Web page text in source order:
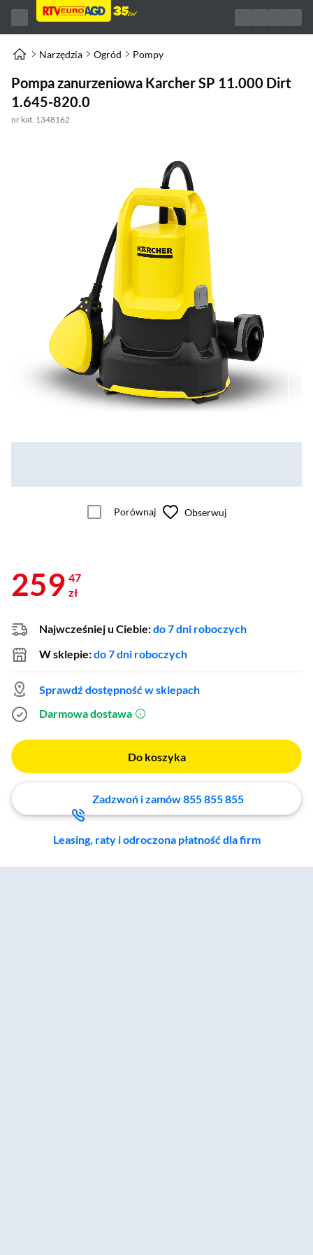
Narzędzia Ogród Pompy
Pompa zanurzeniowa Karcher SP 11.000 Dirt
1.645-820.0
nr kat. 1348162
Porównaj Obserwuj
259 47
zł
Najwcześniej u Ciebie:do 7 dni roboczych
W sklepie:do 7 dni roboczych
Sprawdź dostępność w sklepach
Darmowa dostawa (otworzy się w nowym oknie)
Do koszyka
Zadzwoń i zamów 855 855 855
Leasing, raty i odroczona płatność dla firm